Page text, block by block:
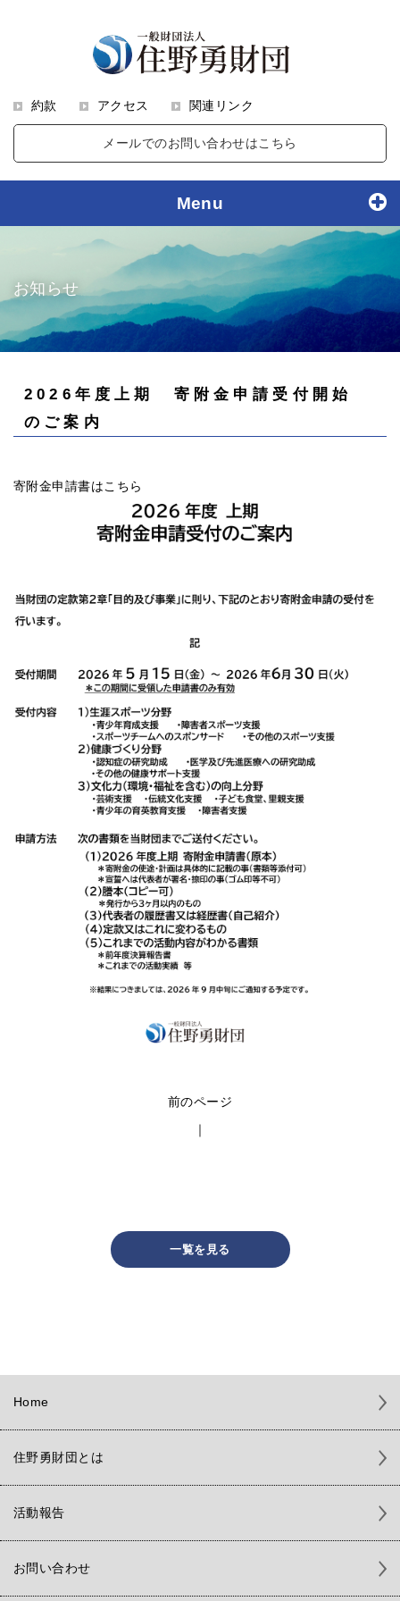
約款 アクセス 関連リンク
メールでのお問い合わせはこちら
Menu
お知らせ
2026年度上期 寄附金申請受付開始
のご案内
寄附金申請書はこちら
前のページ
｜
一覧を見る
Home
住野勇財団とは
活動報告
お問い合わせ